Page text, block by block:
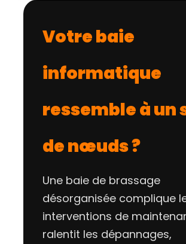
Votre baie
informatique
ressemble à un
de nœuds ?
Une baie de brassage
désorganisée complique
interventions de
ralentit les dépannages,